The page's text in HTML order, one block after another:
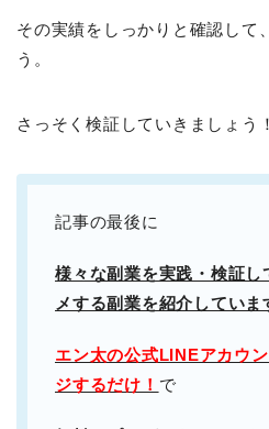
その実績をしっかりと確認して
う。
さっそく検証していきましょう！
記事の最後に
様々な副業を実践・検証し
メする副業を紹介していま
エン太の公式LINEアカウ
ジするだけ！ で